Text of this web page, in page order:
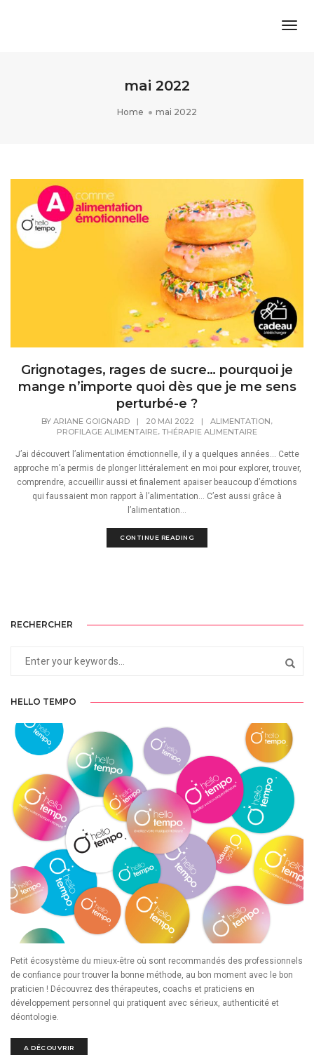
mai 2022
Home mai 2022
Grignotages, rages de sucre… pourquoi je
mange n’importe quoi dès que je me sens
perturbé-e ?
BY ARIANE GOIGNARD | 20 MAI 2022 | ALIMENTATION
PROFILAGE ALIMENTAIRE THÉRAPIE ALIMENTAIRE
J’ai découvert l’alimentation émotionnelle, il y a quelques années… Cette
approche m’a permis de plonger littéralement en moi pour explorer, trouver,
comprendre, accueillir aussi et finalement apaiser beaucoup d’émotions
qui faussaient mon rapport à l’alimentation… C’est aussi grâce à
l’alimentation...
CONTINUE READING
RECHERCHER
HELLO TEMPO
Petit écosystème du mieux-être où sont recommandés des professionnels
de confiance pour trouver la bonne méthode, au bon moment avec le bon
praticien ! Découvrez des thérapeutes, coachs et praticiens en
développement personnel qui pratiquent avec sérieux, authenticité et
déontologie.
A DÉCOUVRIR